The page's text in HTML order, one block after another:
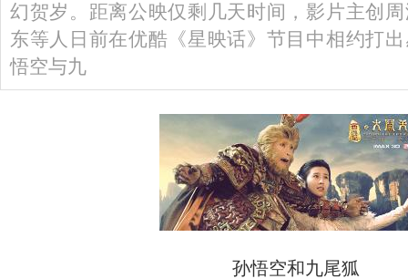
幻贺岁。距离公映仅剩几天时间，影片主创
东等人日前在优酷《星映话》节目中相约打
悟空与九
孙悟空和九尾狐